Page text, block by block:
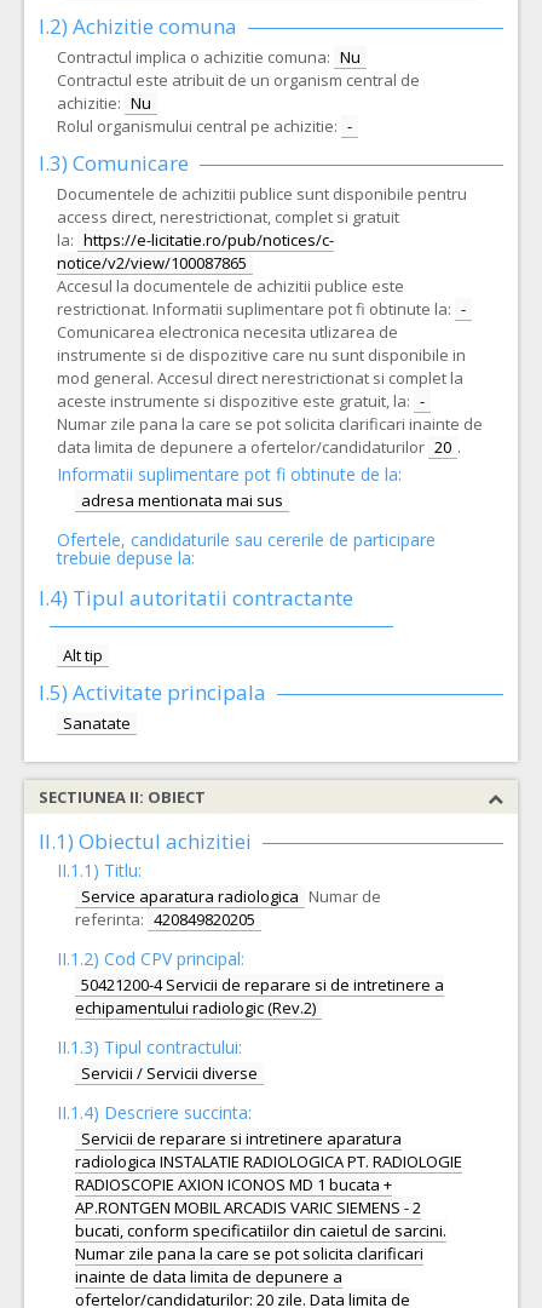
I.2) Achizitie comuna
Contractul implica o achizitie comuna: Nu
Contractul este atribuit de un organism central de
achizitie: Nu
Rolul organismului central pe achizitie: -
I.3) Comunicare
Documentele de achizitii publice sunt disponibile pentru
access direct, nerestrictionat, complet si gratuit
la: https://e-licitatie.ro/pub/notices/c-
notice/v2/view/100087865
Accesul la documentele de achizitii publice este
restrictionat. Informatii suplimentare pot fi obtinute la: -
Comunicarea electronica necesita utlizarea de
instrumente si de dispozitive care nu sunt disponibile in
mod general. Accesul direct nerestrictionat si complet la
aceste instrumente si dispozitive este gratuit, la: -
Numar zile pana la care se pot solicita clarificari inainte de
data limita de depunere a ofertelor/candidaturilor 20 .
Informatii suplimentare pot fi obtinute de la:
adresa mentionata mai sus
Ofertele, candidaturile sau cererile de participare
trebuie depuse la:
I.4) Tipul autoritatii contractante
Alt tip
I.5) Activitate principala
Sanatate
SECTIUNEA II: OBIECT
II.1) Obiectul achizitiei
II.1.1) Titlu:
Service aparatura radiologica Numar de
referinta: 420849820205
II.1.2) Cod CPV principal:
50421200-4 Servicii de reparare si de intretinere a
echipamentului radiologic (Rev.2)
II.1.3) Tipul contractului:
Servicii / Servicii diverse
II.1.4) Descriere succinta:
Servicii de reparare si intretinere aparatura
radiologica INSTALATIE RADIOLOGICA PT. RADIOLOGIE
RADIOSCOPIE AXION ICONOS MD 1 bucata +
AP.RONTGEN MOBIL ARCADIS VARIC SIEMENS - 2
bucati, conform specificatiilor din caietul de sarcini.
Numar zile pana la care se pot solicita clarificari
inainte de data limita de depunere a
ofertelor/candidaturilor: 20 zile. Data limita de